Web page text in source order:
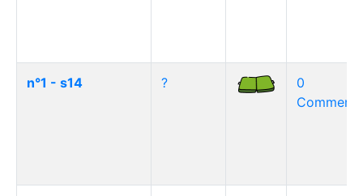
n°1 - s14 ?
0